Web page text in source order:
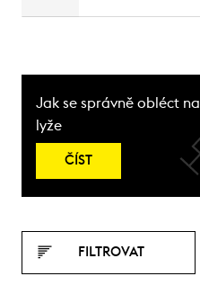
Jak se správně obléct na
lyže
ČÍST
FILTROVAT